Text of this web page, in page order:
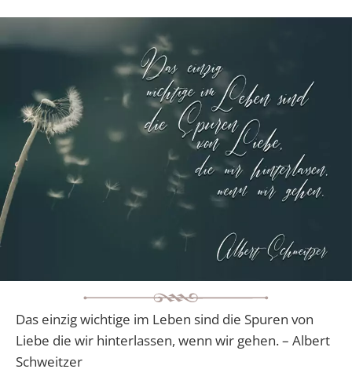
Das einzig wichtige im Leben sind die Spuren von
Liebe die wir hinterlassen, wenn wir gehen. – Albert
Schweitzer